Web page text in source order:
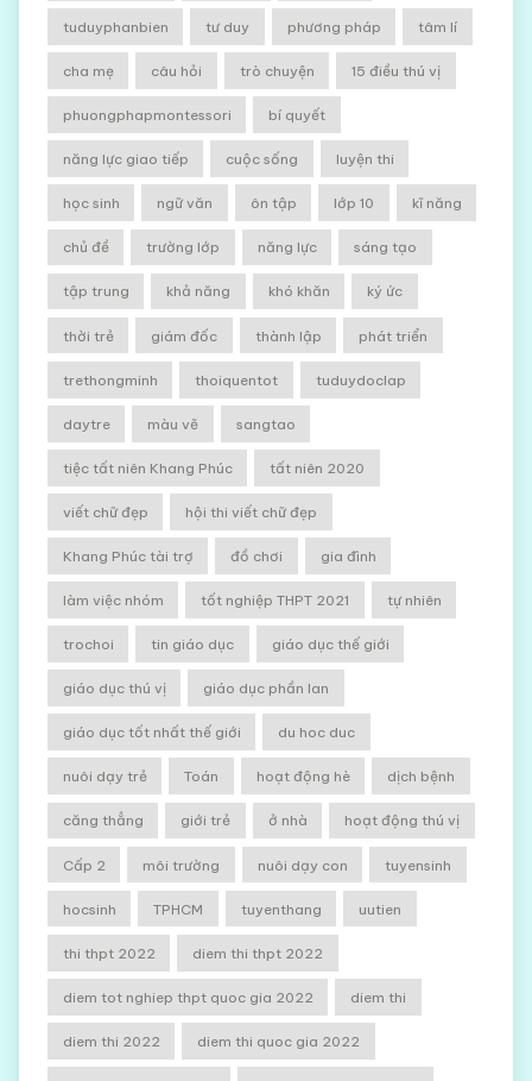
tuduyphanbien tư duy phương pháp tâm lí
cha mẹ câu hỏi trò chuyện 15 điều thú vị
phuongphapmontessori bí quyết
năng lực giao tiếp cuộc sống luyện thi
học sinh ngữ văn ôn tập lớp 10 kĩ năng
chủ đề trường lớp năng lực sáng tạo
tập trung khả năng khó khăn ký ức
thời trẻ giám đốc thành lập phát triển
trethongminh thoiquentot tuduydoclap
daytre màu vẽ sangtao
tiệc tất niên Khang Phúc tất niên 2020
viết chữ đẹp hội thi viết chữ đẹp
Khang Phúc tài trợ đồ chơi gia đình
làm việc nhóm tốt nghiệp THPT 2021 tự nhiên
trochoi tin giáo dục giáo dục thế giới
giáo dục thú vị giáo dục phần lan
giáo dục tốt nhất thế giới du hoc duc
nuôi dạy trẻ Toán hoạt động hè dịch bệnh
căng thẳng giới trẻ ở nhà hoạt động thú vị
Cấp 2 môi trường nuôi dạy con tuyensinh
hocsinh TPHCM tuyenthang uutien
thi thpt 2022 diem thi thpt 2022
diem tot nghiep thpt quoc gia 2022 diem thi
diem thi 2022 diem thi quoc gia 2022